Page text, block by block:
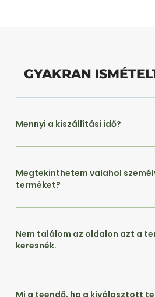
GYAKRAN
Mennyi a kiszállítási idő?
Megtekinthetem valahol
terméket?
Nem találom az oldalon azt a
keresnék.
Mi a teendő, ha a kiválasztott